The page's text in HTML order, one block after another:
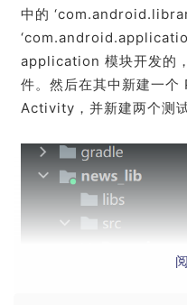
中的
application 模块开发的
件。然后在其中新建一
Activity，并新建两个测